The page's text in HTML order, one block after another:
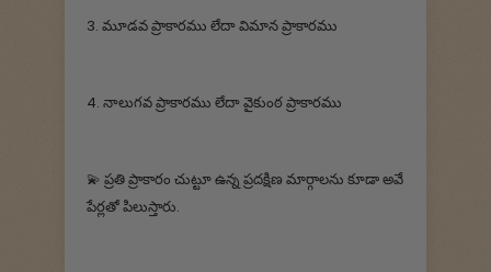
3. మూడవ ప్రాకారము లేదా విమాన ప్రాకారము
4. నాలుగవ ప్రాకారము లేదా వైకుంఠ ప్రాకారము
💫 ప్రతి ప్రాకారం చుట్టూ ఉన్న ప్రదక్షిణ మార్గాలను కూడా అవే
పేర్లతో పిలుస్తారు.